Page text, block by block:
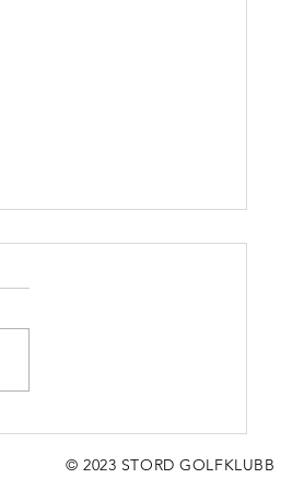
ein fredag,
© 2023 STORD GOLFKLUBB